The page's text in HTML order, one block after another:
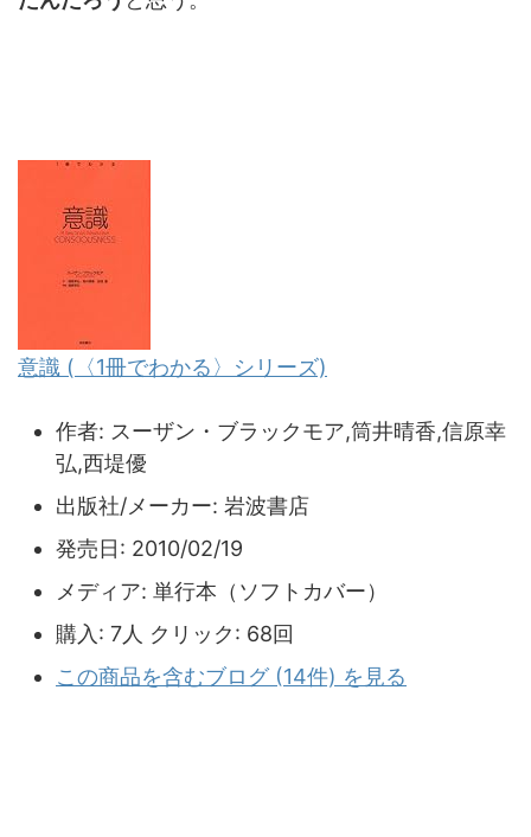
意識 (〈1冊でわかる〉シリーズ)
作者: スーザン・ブラックモア,筒井晴香,信原幸
弘,西堤優
出版社/メーカー: 岩波書店
発売日: 2010/02/19
メディア: 単行本（ソフトカバー）
購入 : 7人 クリック: 68回
この商品を含むブログ (14件) を見る